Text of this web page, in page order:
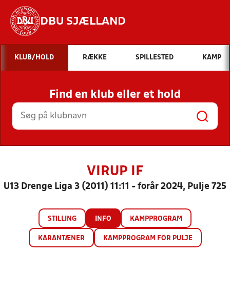
DBU SJÆLLAND
Hvad vil du søge efter?
INDHOLD OG NYHEDER
STILLINGER, RESULTATER, KLUBBER OG
HOLD
KLUB/HOLD RÆKKE SPILLESTED KAMP
Find en klub eller et hold
VIRUP IF
U13 Drenge Liga 3 (2011) 11:11 - forår 2024, Pulje 725
STILLING INFO KAMPPROGRAM
KARANTÆNER KAMPPROGRAM FOR PULJE